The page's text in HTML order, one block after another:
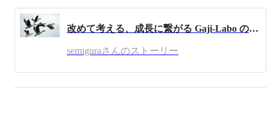
共に組み込み作業をしているメンバーの進行管理も行って
います。休日はだいたい家で音楽を聴いており、たまにラ
イブに出かけています。
改めて考える、成長に繋がる Gaji-Labo の文化①: 振り返り日報
semiguraさんのストーリー